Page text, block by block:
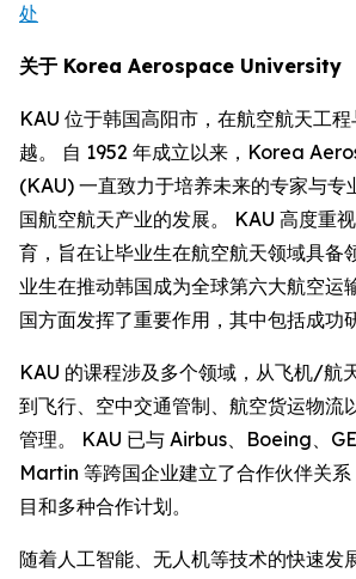
处
关于 Korea Aerospace University
KAU 位于韩国高阳市，在航空航天工
越。 自 1952 年成立以来，Korea
(KAU) 一直致力于培养未来的专家与专
国航空航天产业的发展。 KAU 高度重
育，旨在让毕业生在航空航天领域具备
业生在推动韩国成为全球第六大航空运
国方面发挥了重要作用，其中包括成功
KAU 的课程涉及多个领域，从飞机/航
到飞行、空中交通管制、航空货运物流
管理。 KAU 已与 Airbus、Boeing、
Martin 等跨国企业建立了合作伙伴关
目和多种合作计划。
随着人工智能、无人机等技术的快速发